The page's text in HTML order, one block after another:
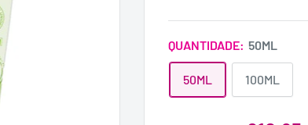
QUANTIDADE: 50ML
50ML 100ML